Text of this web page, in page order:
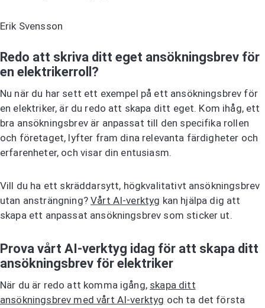
Erik Svensson
Redo att skriva ditt eget ansökningsbrev för
en elektrikerroll?
Nu när du har sett ett exempel på ett ansökningsbrev för
en elektriker, är du redo att skapa ditt eget. Kom ihåg, ett
bra ansökningsbrev är anpassat till den specifika rollen
och företaget, lyfter fram dina relevanta färdigheter och
erfarenheter, och visar din entusiasm.
Vill du ha ett skräddarsytt, högkvalitativt ansökningsbrev
utan ansträngning?Vårt AI-verktyg kan hjälpa dig att
skapa ett anpassat ansökningsbrev som sticker ut.
Prova vårt AI-verktyg idag för att skapa ditt
ansökningsbrev för elektriker
När du är redo att komma igång, skapa ditt
ansökningsbrev med vårt AI-verktyg och ta det första